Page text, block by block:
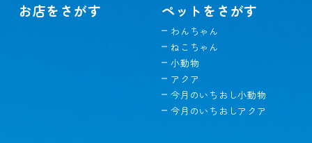
お店をさがす ペットをさがす
わんちゃん
ねこちゃん
小動物
アクア
今月のいちおし小動物
今月のいちおしアクア